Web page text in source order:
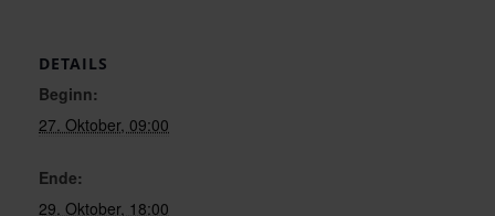
DETAILS
Beginn:
27. Oktober, 09:00
Ende:
29. Oktober, 18:00